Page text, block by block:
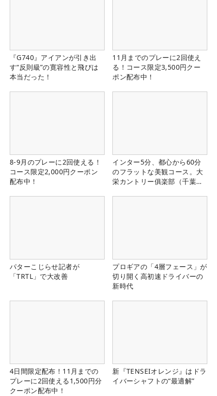
『G740』アイアンが引き出
す“反則級”の寛容性と飛びは
本当だった！
11月までのプレーに2回使え
る！コース限定3,500円クー
ポン配布中！
8-9月のプレーに2回使える！
コース限定2,000円クーポン
配布中！
インター5分、都心から60分
のフラットな美観コース。大
栄カントリー俱楽部（千葉
パターこじらせ記者が
「TRTL」で大改善
プロギアの「4層フェース」が
切り開く高初速ドライバーの
新時代
4日間限定配布！11月までの
プレーに2回使える1,500円分
クーポン配布中！
新『TENSEIオレンジ』はドラ
イバーシャフトの“最適解”